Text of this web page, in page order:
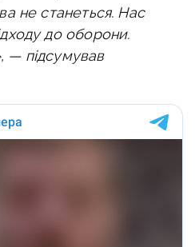
не станеться. Нас
до оборони.
— підсумував